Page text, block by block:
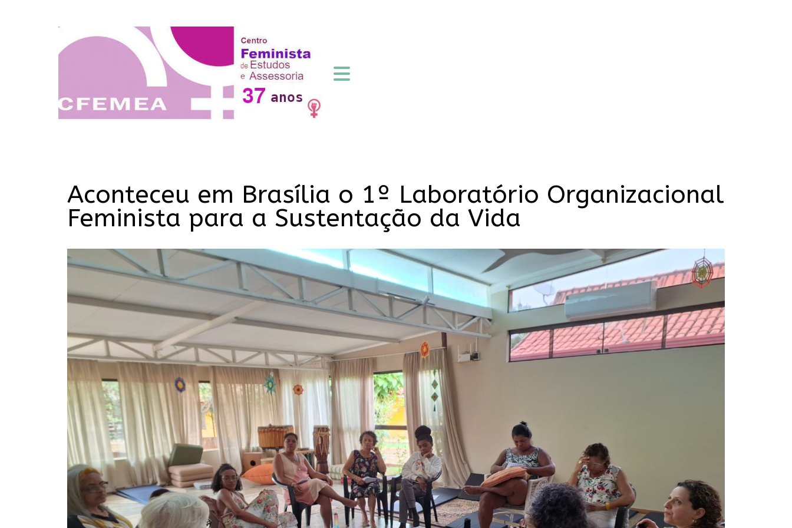
Aconteceu em Brasília o 1º Laboratório Organizacional
Feminista para a Sustentação da Vida